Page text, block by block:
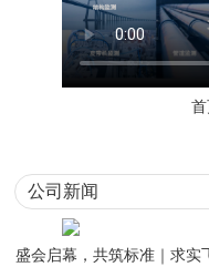
首
公司新闻
盛会启幕，共筑标准｜求实